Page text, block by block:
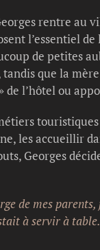
rentre au
l’essentiel
de petites
que la
de l’hôtel ou
les accueillir
Georges
de mes
à servir à